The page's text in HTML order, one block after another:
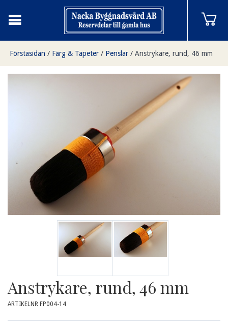
Förstasidan / Färg & Tapeter / Penslar / Anstrykare, rund, 46 mm
Anstrykare, rund, 46 mm
ARTIKELNR FP004-14